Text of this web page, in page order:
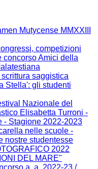
Mutycense MMXXIII
competizioni
concorso Amici della
saggistica
Stella': gli studenti
Nazionale del
Elisabetta Turroni -
- Stagione 2022-2023
nelle scuole -
nostre studentesse
2022
DEL MARE"